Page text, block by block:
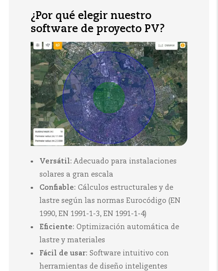
¿Por qué elegir nuestro
software de proyecto PV?
Versátil: Adecuado para instalaciones
solares a gran escala
Confiable: Cálculos estructurales y de
lastre según las normas Eurocódigo (EN
1990, EN 1991-1-3, EN 1991-1-4)
Eficiente: Optimización automática de
lastre y materiales
Fácil de usar: Software intuitivo con
herramientas de diseño inteligentes